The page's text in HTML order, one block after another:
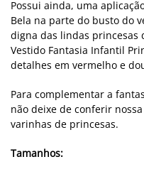
Possui ainda, uma
Bela na parte do busto do
digna das lindas princesas
Vestido Fantasia Infantil
detalhes em vermelho e
Para complementar a
não deixe de conferir
varinhas de princesas.
Tamanhos: